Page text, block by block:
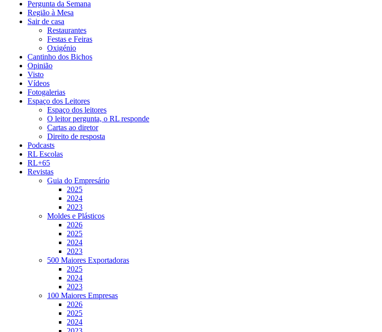
Pergunta da Semana
Região à Mesa
Sair de casa
Restaurantes
Festas e Feiras
Oxigénio
Cantinho dos Bichos
Opinião
Visto
Vídeos
Fotogalerias
Espaço dos Leitores
Espaço dos leitores
O leitor pergunta, o RL responde
Cartas ao diretor
Direito de resposta
Podcasts
RL Escolas
RL+65
Revistas
Guia do Empresário
2025
2024
2023
Moldes e Plásticos
2026
2025
2024
2023
500 Maiores Exportadoras
2025
2024
2023
100 Maiores Empresas
2026
2025
2024